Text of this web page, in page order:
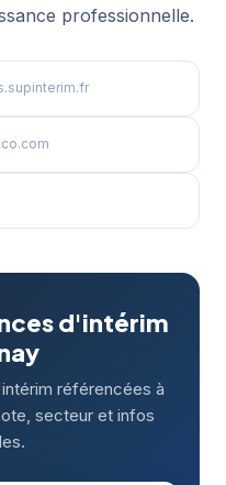
professionnelle.
d'intérim
référencées à
secteur et infos